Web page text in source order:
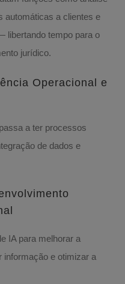
automáticas a clientes e
libertando tempo para o
jurídico.
Operacional e
a ter processos
de dados e
IA para melhorar a
informação e otimizar a